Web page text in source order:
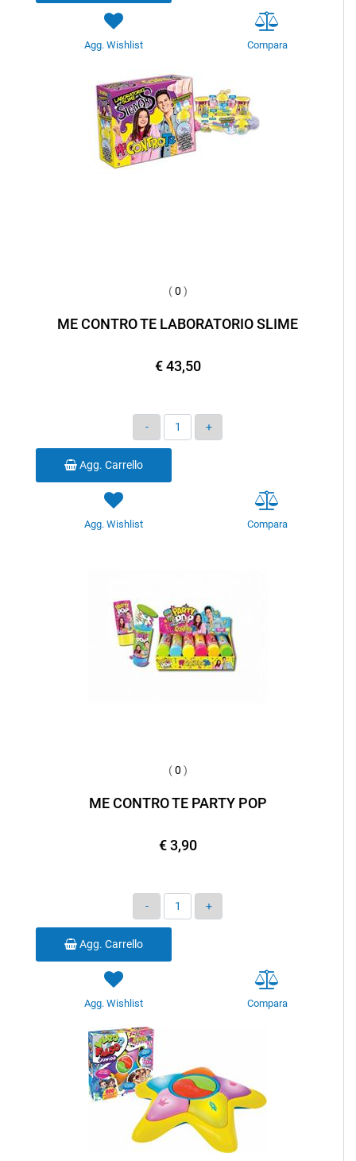
Agg. Wishlist Compara
(0 )
ME CONTRO TE LABORATORIO SLIME
€ 43,50
Quantità
Agg. Carrello
Agg. Wishlist Compara
(0 )
ME CONTRO TE PARTY POP
€ 3,90
Quantità
Agg. Carrello
Agg. Wishlist Compara